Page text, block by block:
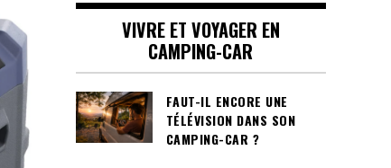
VIVRE ET VOYAGER EN
CAMPING-CAR
FAUT-IL ENCORE UNE
TÉLÉVISION DANS SON
CAMPING-CAR ?